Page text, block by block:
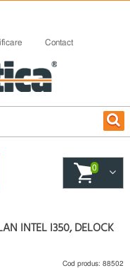
Contact
0
INTEL I350, DELOCK
Cod produs: 88502